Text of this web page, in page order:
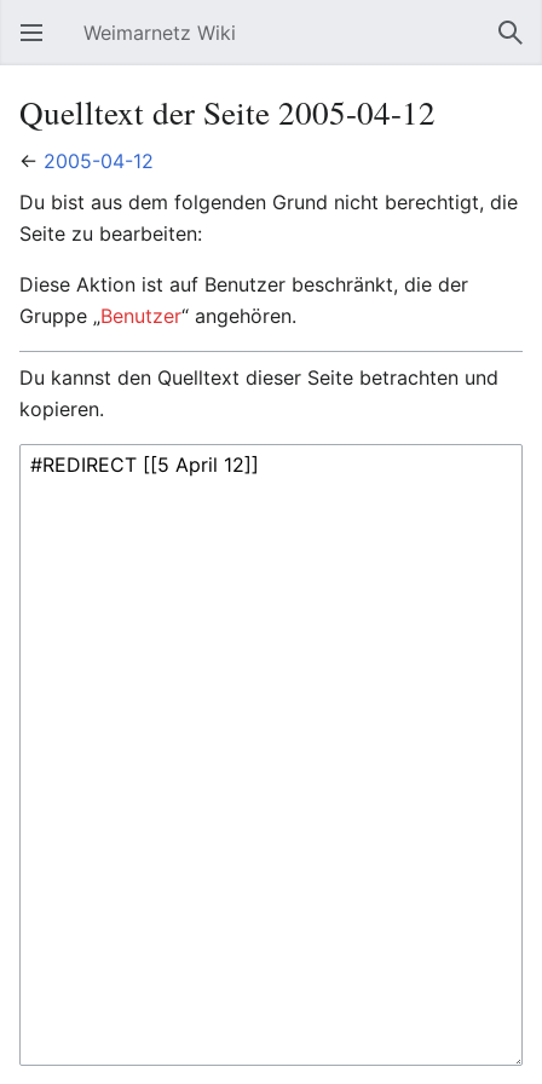
Hauptmenü öffnen Weimarnetz Wiki
Quelltext der Seite 2005-04-12
← 2005-04-12
Du bist aus dem folgenden Grund nicht berechtigt, die
Seite zu bearbeiten:
Diese Aktion ist auf Benutzer beschränkt, die der
Gruppe „Benutzer“ angehören.
Du kannst den Quelltext dieser Seite betrachten und
kopieren.